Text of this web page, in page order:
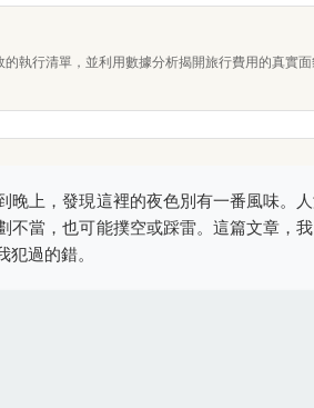
執行清單，並利用數據分析揭開旅行費用的真實
晚上，發現這裡的夜色別有一番風味。
不當，也可能撲空或踩雷。這篇文章，
過的錯。